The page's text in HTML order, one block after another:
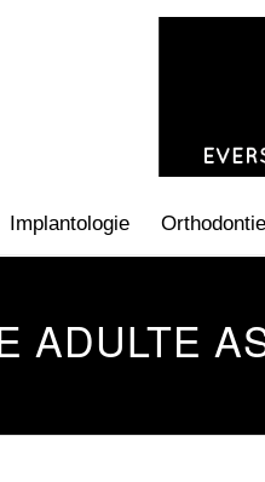
Implantologie Orthodontie
ADULTE